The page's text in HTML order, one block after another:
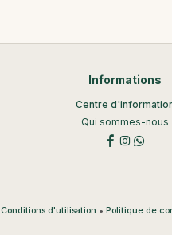
Informations
Centre
Qui sommes-nous
Conditions d'utilisation • Politique de